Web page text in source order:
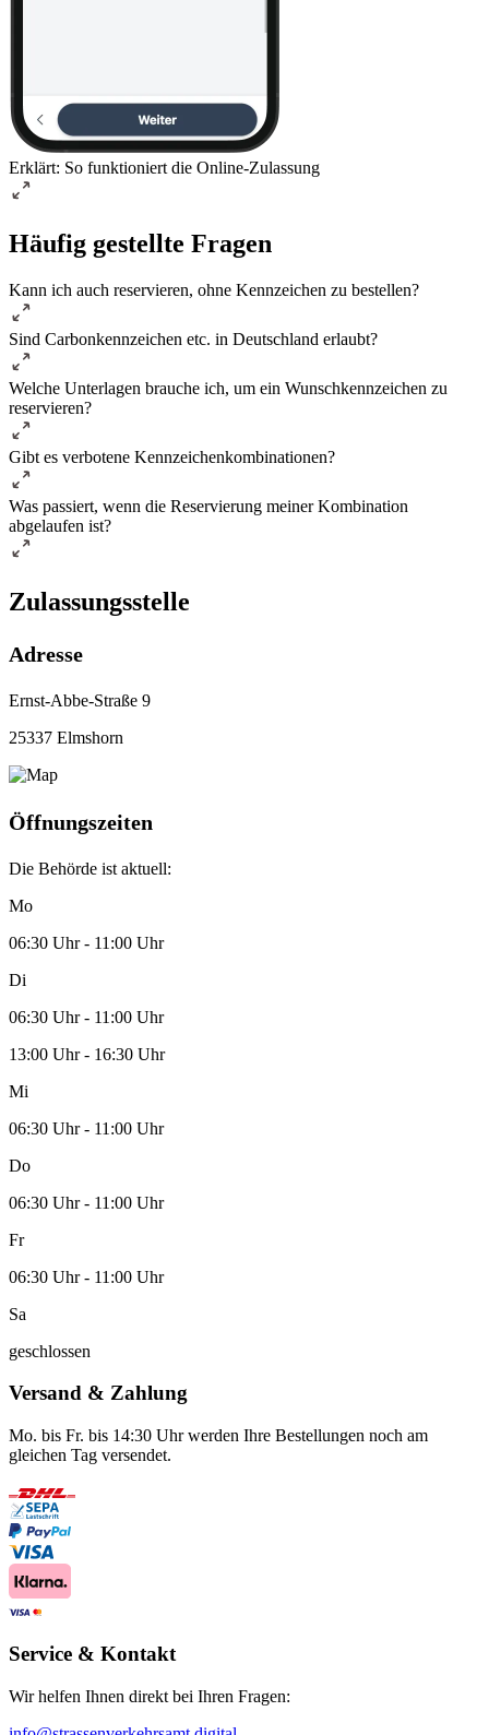
Erklärt: So funktioniert die Online-Zulassung
Häufig gestellte Fragen
Kann ich auch reservieren, ohne Kennzeichen zu bestellen?
Sind Carbonkennzeichen etc. in Deutschland erlaubt?
Welche Unterlagen brauche ich, um ein Wunschkennzeichen zu
reservieren?
Gibt es verbotene Kennzeichenkombinationen?
Was passiert, wenn die Reservierung meiner Kombination
abgelaufen ist?
Zulassungsstelle
Adresse
Ernst-Abbe-Straße 9
25337 Elmshorn
Öffnungszeiten
Die Behörde ist aktuell:
Mo
06:30 Uhr - 11:00 Uhr
Di
06:30 Uhr - 11:00 Uhr
13:00 Uhr - 16:30 Uhr
Mi
06:30 Uhr - 11:00 Uhr
Do
06:30 Uhr - 11:00 Uhr
Fr
06:30 Uhr - 11:00 Uhr
Sa
geschlossen
Versand & Zahlung
Mo. bis Fr. bis 14:30 Uhr werden Ihre Bestellungen noch am
gleichen Tag versendet.
Service & Kontakt
Wir helfen Ihnen direkt bei Ihren Fragen: